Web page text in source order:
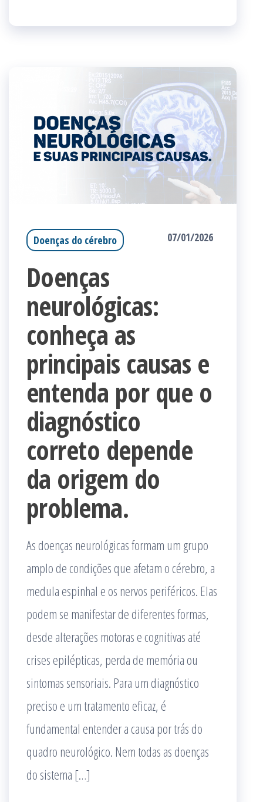
Doenças do cérebro 07/01/2026
Doenças
neurológicas:
conheça as
principais causas e
entenda por que o
diagnóstico
correto depende
da origem do
problema.
As doenças neurológicas formam um grupo
amplo de condições que afetam o cérebro, a
medula espinhal e os nervos periféricos. Elas
podem se manifestar de diferentes formas,
desde alterações motoras e cognitivas até
crises epilépticas, perda de memória ou
sintomas sensoriais. Para um diagnóstico
preciso e um tratamento eficaz, é
fundamental entender a causa por trás do
quadro neurológico. Nem todas as doenças
do sistema […]